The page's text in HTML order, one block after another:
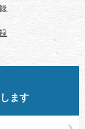
ます